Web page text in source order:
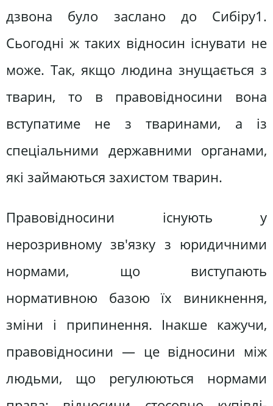
дзвона було заслано до Сибіру1.
Сьогодні ж таких відносин існувати не
може. Так, якщо людина знущається з
тварин, то в правовідносини вона
вступатиме не з тваринами, а із
спеціальними державними органами,
які займаються захистом тварин.
Правовідносини існують у
нерозривному зв'язку з юридичними
нормами, що виступають
нормативною базою їх виникнення,
зміни і припинення. Інакше кажучи,
правовідносини — це відносини між
людьми, що регулюються нормами